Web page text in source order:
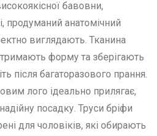
бавовни,
продуманий анатомічний
виглядають. Тканина
форму та зберігають
після багаторазового прання.
лого ідеально прилягає,
посадку. Труси бріфи
для чоловіків, які обирають